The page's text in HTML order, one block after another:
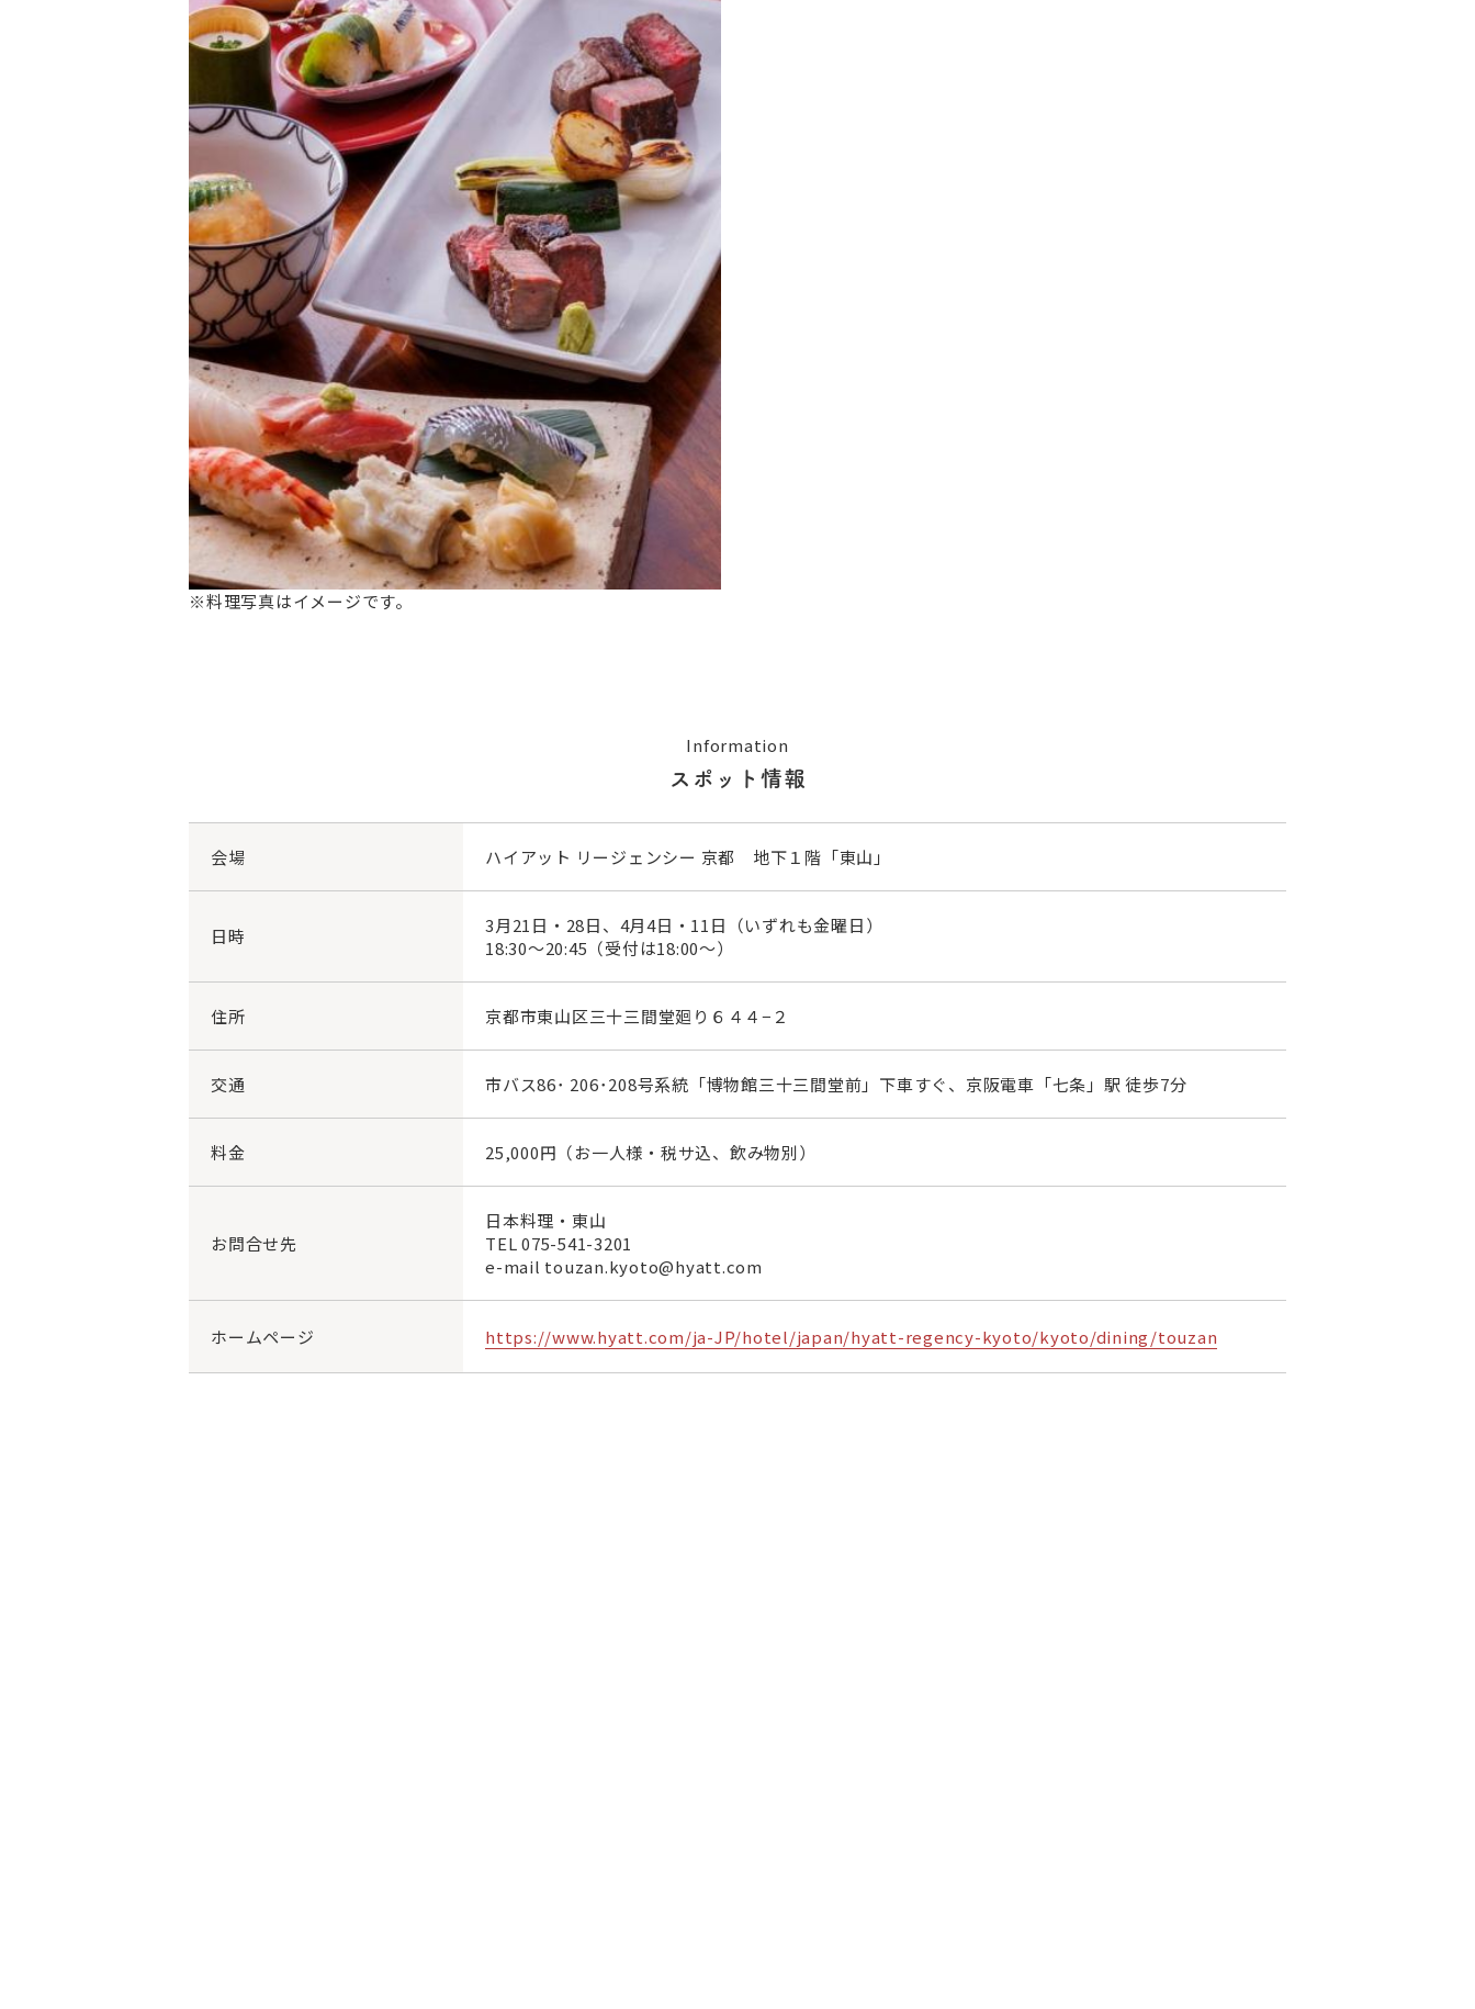
※料理写真はイメージです。
Information
スポット情報
会場 ハイアット リージェンシー 京都 地下１階「東山」
日時
3月21日・28日、4月4日・11日（いずれも金曜日）
18:30～20:45（受付は18:00～）
住所 京都市東山区三十三間堂廻り６４４−２
交通 市バス86･ 206･208号系統「博物館三十三間堂前」下車すぐ、京阪電車「七条」駅 徒歩7分
料金 25,000円（お一人様・税サ込、飲み物別）
お問合せ先
日本料理・東山
TEL075-541-3201
e-mail touzan.kyoto@hyatt.com
ホームページ https://www.hyatt.com/ja-JP/hotel/japan/hyatt-regency-kyoto/kyoto/dining/touzan